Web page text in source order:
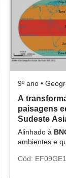
9º ano •
A
paisagens
Sudeste
Alinhado à
ambientes e
Cód: